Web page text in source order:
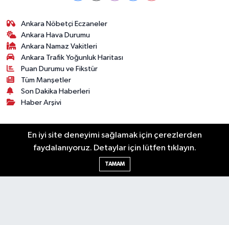
Ankara Nöbetçi Eczaneler
Ankara Hava Durumu
Ankara Namaz Vakitleri
Ankara Trafik Yoğunluk Haritası
Puan Durumu ve Fikstür
Tüm Manşetler
Son Dakika Haberleri
Haber Arşivi
Künye Ekonomi Gündem Yazarlar
Spor
Sonsöz Özel
En iyi site deneyimi sağlamak için çerezlerden
faydalanıyoruz. Detaylar için lütfen tıklayın.
TAMAM